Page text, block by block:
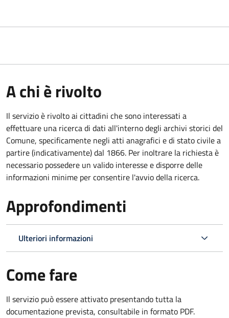
A chi è rivolto
Il servizio è rivolto ai cittadini che sono interessati a
effettuare una ricerca di dati all'interno degli archivi storici del
Comune, specificamente negli atti anagrafici e di stato civile a
partire (indicativamente) dal 1866. Per inoltrare la richiesta è
necessario possedere un valido interesse e disporre delle
informazioni minime per consentire l'avvio della ricerca.
Approfondimenti
Ulteriori informazioni
Come fare
Il servizio può essere attivato presentando tutta la
documentazione prevista, consultabile in formato PDF.